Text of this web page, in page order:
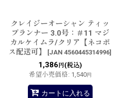
クレイジーオーシャン ティッ
プランナー 3.0号：＃11 マジ
カルケイムラ/クリア【ネコポ
ス配送可】
[JAN 4560445314996]
1,386 円(税込)
希望小売価格: 1,540円
カートに入れる